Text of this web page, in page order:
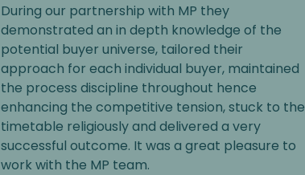
During our partnership with MP they
demonstrated an in depth knowledge of the
potential buyer universe, tailored their
approach for each individual buyer, maintained
the process discipline throughout hence
enhancing the competitive tension, stuck to the
timetable religiously and delivered a very
successful outcome. It was a great pleasure to
work with the MP team.